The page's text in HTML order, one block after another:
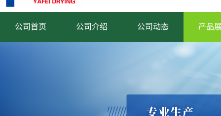
公司首页 公司介绍 公司动态 产品